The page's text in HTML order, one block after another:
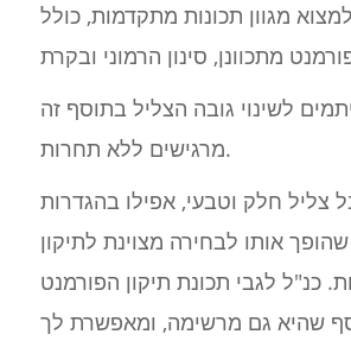
מגוון תכונות מתקדמות, כולל
לשינוי גובה הצליל בתוסף זה
מרגישים ללא תחרות.
צליל חלק וטבעי, אפילו בהגדרות
שהופך אותו לבחירה מצוינת לתיקון
כנ"ל לגבי תכונת תיקון הפורמנט
שהיא גם מרשימה, ומאפשרת לך